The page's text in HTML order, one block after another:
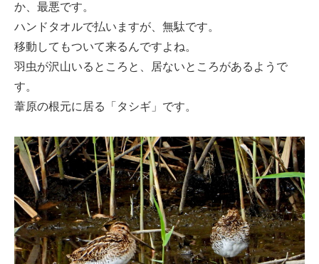
か、最悪です。
ハンドタオルで払いますが、無駄です。
移動してもついて来るんですよね。
羽虫が沢山いるところと、居ないところがあるようで
す。
葦原の根元に居る「タシギ」です。